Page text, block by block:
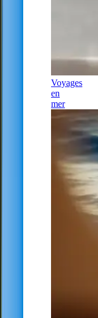
Voyages
en
mer